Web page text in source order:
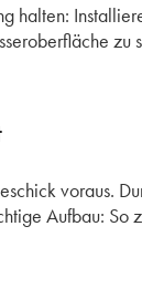
halten:
zu
voraus.
Aufbau: So